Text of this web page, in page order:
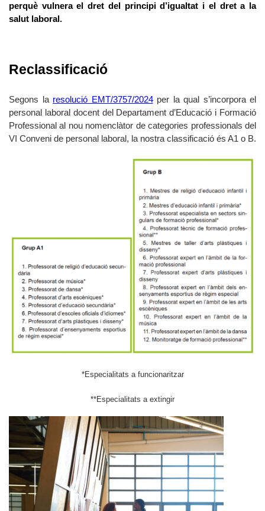
perquè vulnera el dret del principi d’igualtat i el dret a la
salut laboral.
Reclassificació
Segons la resolució EMT/3757/2024per la qual s’incorpora el
personal laboral docent del Departament d’Educació i Formació
Professional al nou nomenclàtor de categories professionals del
VI Conveni de personal laboral, la nostra classificació és A1 o B.
*Especialitats a funcionaritzar
**Especialitats a extingir